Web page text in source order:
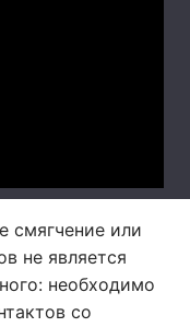
смягчение или
не является
необходимо
со